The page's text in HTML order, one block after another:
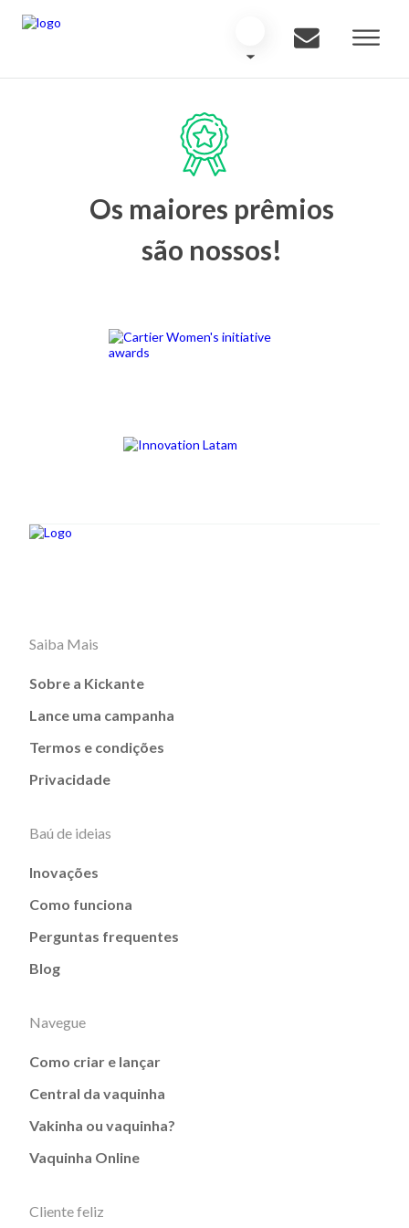
Os maiores prêmios
são nossos!
Saiba Mais
Sobre a Kickante
Lance uma campanha
Termos e condições
Privacidade
Baú de ideias
Inovações
Como funciona
Perguntas frequentes
Blog
Navegue
Como criar e lançar
Central da vaquinha
Vakinha ou vaquinha?
Vaquinha Online
Cliente feliz